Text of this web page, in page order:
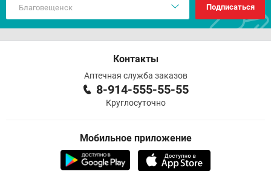
Подписаться
Контакты
Аптечная служба заказов
8-914-555-55-55
Круглосуточно
Мобильное приложение